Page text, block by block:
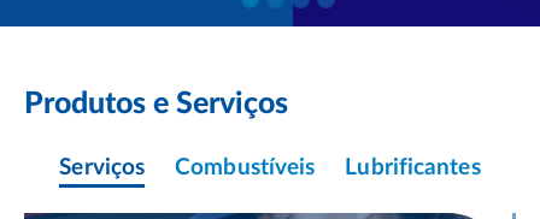
Produtos e Serviços
Serviços Combustíveis Lubrificantes